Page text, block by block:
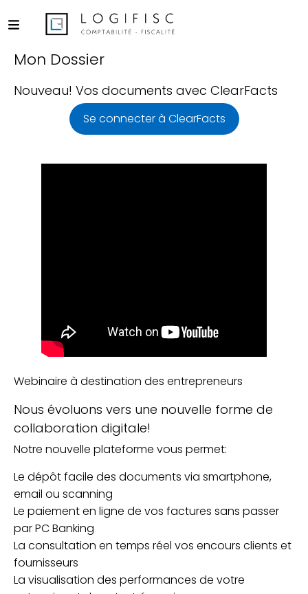
Mon Dossier
Nouveau! Vos documents avec ClearFacts
Se connecter à ClearFacts
Webinaire à destination des entrepreneurs
Nous évoluons vers une nouvelle forme de
collaboration digitale!
Notre nouvelle plateforme vous permet:
Le dépôt facile des documents via smartphone,
email ou scanning
Le paiement en ligne de vos factures sans passer
par PC Banking
La consultation en temps réel vos encours clients et
fournisseurs
La visualisation des performances de votre